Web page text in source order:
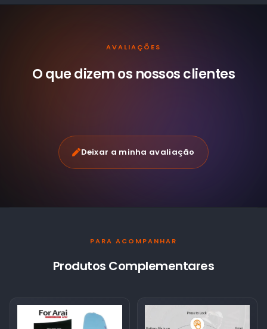
AVALIAÇÕES
O que dizem os nossosclientes
Deixar a minha avaliação
PARA ACOMPANHAR
Produtos Complementares